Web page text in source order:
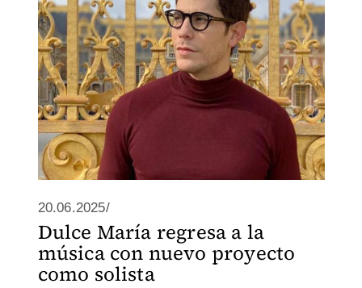
20.06.2025/
Dulce María regresa a la
música con nuevo proyecto
como solista